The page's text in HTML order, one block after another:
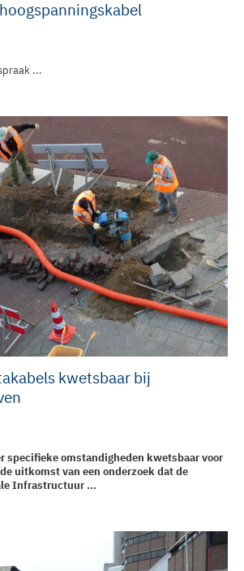
...
kwetsbaar bij
specifieke omstandigheden kwetsbaar voor
uitkomst van een onderzoek dat de
Infrastructuur ...